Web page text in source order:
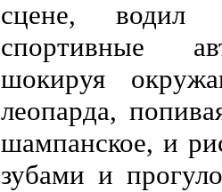
сцене, водил
спортивные
шокируя
леопарда,
шампанское, и
зубами и